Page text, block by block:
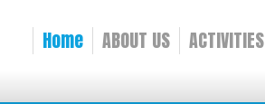
Home ABOUT US ACTIVITIES